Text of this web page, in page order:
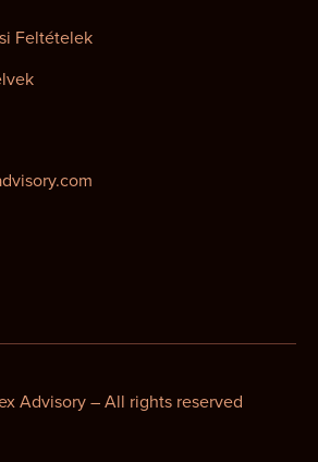
Feltételek
Advisory – All rights reserved